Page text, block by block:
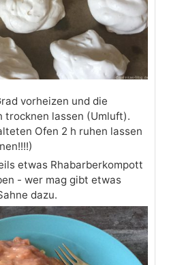
vorheizen und die
trocknen lassen (Umluft).
Ofen 2 h ruhen lassen
etwas Rhabarberkompott
- wer mag gibt etwas
dazu.